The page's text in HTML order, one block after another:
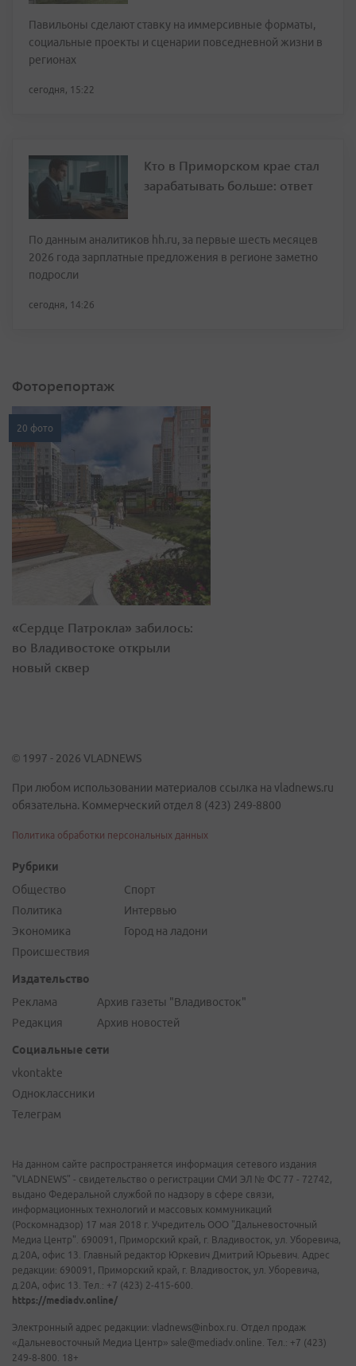
Павильоны сделают ставку на иммерсивные форматы,
социальные проекты и сценарии повседневной жизни в
регионах
сегодня, 15:22
Кто в Приморском крае стал
зарабатывать больше: ответ
По данным аналитиков hh.ru, за первые шесть месяцев
2026 года зарплатные предложения в регионе заметно
подросли
сегодня, 14:26
Фоторепортаж
20 фото
«Сердце Патрокла» забилось:
во Владивостоке открыли
новый сквер
© 1997 - 2026 VLADNEWS
При любом использовании материалов ссылка на vladnews.ru
обязательна. Коммерческий отдел 8 (423) 249-8800
Политика обработки персональных данных
Рубрики
Общество
Политика
Экономика
Происшествия
Спорт
Интервью
Город на ладони
Издательство
Реклама
Редакция
Архив газеты "Владивосток"
Архив новостей
Социальные сети
vkontakte
Одноклассники
Телеграм
На данном сайте распространяется информация сетевого издания
"VLADNEWS" - свидетельство о регистрации СМИ ЭЛ № ФС 77 - 72742,
выдано Федеральной службой по надзору в сфере связи,
информационных технологий и массовых коммуникаций
(Роскомнадзор) 17 мая 2018 г. Учредитель ООО "Дальневосточный
Медиа Центр". 690091, Приморский край, г. Владивосток, ул. Уборевича,
д.20А, офис 13. Главный редактор Юркевич Дмитрий Юрьевич. Адрес
редакции: 690091, Приморский край, г. Владивосток, ул. Уборевича,
д.20А, офис 13. Тел.: +7 (423) 2-415-600.
https://mediadv.online/
Электронный адрес редакции: vladnews@inbox.ru. Отдел продаж
«Дальневосточный Медиа Центр» sale@mediadv.online. Тел.: +7 (423)
249-8-800. 18+